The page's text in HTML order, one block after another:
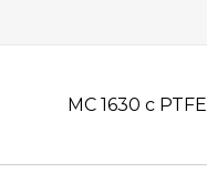
МС 1630 с PTFE